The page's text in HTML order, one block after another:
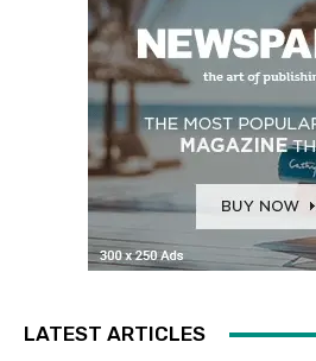
LATEST ARTICLES